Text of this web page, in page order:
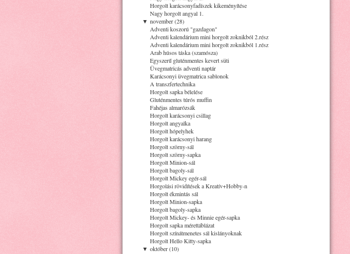
Horgolt karácsonyfadíszek kikeményítése
Nagy horgolt angyal 1.
▼ november (28)
Adventi koszorú "gazdagon"
Adventi kalendárium mini horgolt zoknikból 2.rész
Adventi kalendárium mini horgolt zoknikból 1.rész
Arab húsos táska (szamósza)
Egyszerű gluténmentes kevert süti
Üvegmatricás adventi naptár
Karácsonyi üvegmatrica sablonok
A transzfertechnika
Horgolt sapka bélelése
Gluténmentes túrós muffin
Fahéjas almarózsák
Horgolt karácsonyi csillag
Horgolt angyalka
Horgolt hópelyhek
Horgolt karácsonyi harang
Horgolt szörny-sál
Horgolt szörny-sapka
Horgolt Minion-sál
Horgolt bagoly-sál
Horgolt Mickey egér-sál
Horgolási rövidítések a Kreatív+Hobby-n
Horgolt ékmintás sál
Horgolt Minion-sapka
Horgolt bagoly-sapka
Horgolt Mickey- és Minnie egér-sapka
Horgolt sapka mérettáblázat
Horgolt színátmenetes sál kislányoknak
Horgolt Hello Kitty-sapka
▼ október (10)